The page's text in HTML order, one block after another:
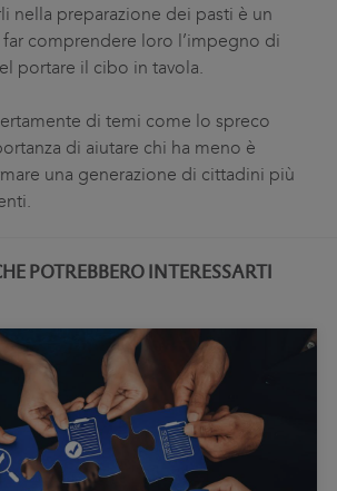
nella preparazione dei pasti è un
comprendere loro l’impegno di
portare il cibo in tavola.
di temi come lo spreco
di aiutare chi ha meno è
una generazione di cittadini più
POTREBBERO INTERESSARTI